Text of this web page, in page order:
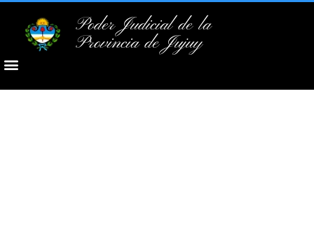
Poder Judicial de la
Provincia de Jujuy